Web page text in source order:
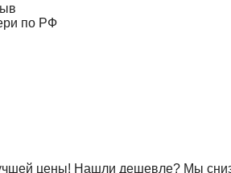
по РФ
цены! Нашли дешевле? Мы